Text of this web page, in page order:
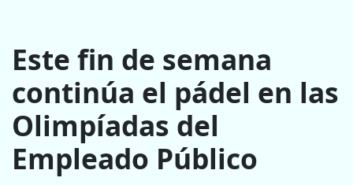
Este fin de semana
continúa el pádel en las
Olimpíadas del
Empleado Público